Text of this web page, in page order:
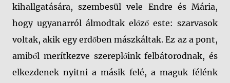
kihallgatására, szembesül vele Endre és Mária,
hogy ugyanarról álmodtak előző este: szarvasok
voltak, akik egy erdőben mászkáltak. Ez az a pont,
amiből merítkezve szereplőink felbátorodnak, és
elkezdenek nyitni a másik felé, a maguk félénk